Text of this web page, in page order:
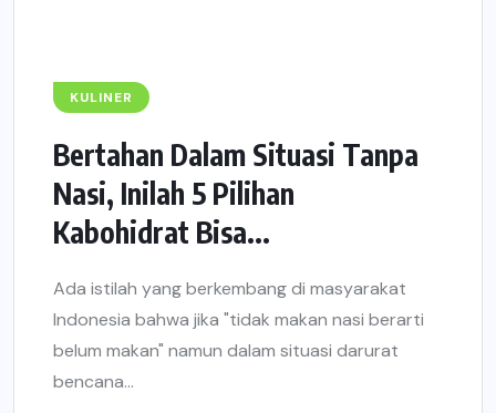
KULINER
Bertahan Dalam Situasi Tanpa
Nasi, Inilah 5 Pilihan
Kabohidrat Bisa...
Ada istilah yang berkembang di masyarakat
Indonesia bahwa jika "tidak makan nasi berarti
belum makan" namun dalam situasi darurat
bencana...